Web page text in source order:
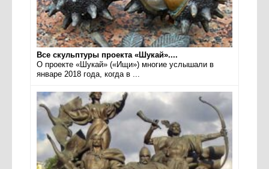
Все скульптуры проекта «Шукай»....
О проекте «Шукай» («Ищи») многие услышали в
январе 2018 года, когда в ...